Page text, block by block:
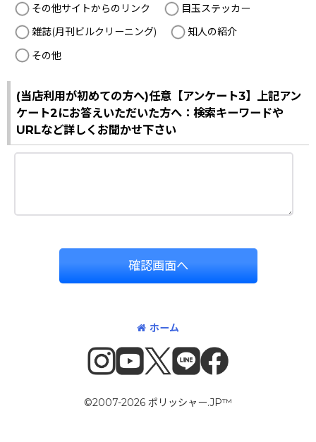
その他サイトからのリンク
目玉ステッカー
雑誌(月刊ビルクリーニング)
知人の紹介
その他
(当店利用が初めての方へ)任意【アンケート3】上記アン
ケート2にお答えいただいた方へ：検索キーワードや
URLなど詳しくお聞かせ下さい
確認画面へ
ホーム
©2007-2026 ポリッシャー.JP™